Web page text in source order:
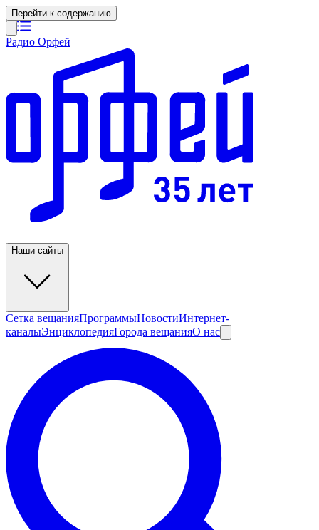
Перейти к содержанию
Радио Орфей
Наши сайты
Сетка вещанияПрограммыНовостиИнтернет-
каналыЭнциклопедияГорода вещанияО нас